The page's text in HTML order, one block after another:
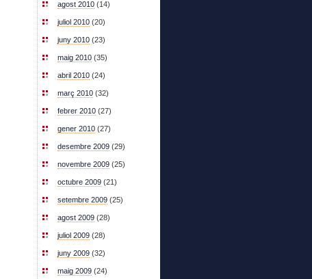
agost 2010 (14)
juliol 2010 (20)
juny 2010 (23)
maig 2010 (35)
abril 2010 (24)
març 2010 (32)
febrer 2010 (27)
gener 2010 (27)
desembre 2009 (29)
novembre 2009 (25)
octubre 2009 (21)
setembre 2009 (25)
agost 2009 (28)
juliol 2009 (28)
juny 2009 (32)
maig 2009 (24)